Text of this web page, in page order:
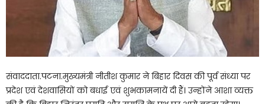
संवाददाता.पटना.मुख्यमंत्री नीतीश कुमार ने बिहार दिवस की पूर्व संध्या पर
प्रदेश एवं देशवासियों को बधाई एवं शुभकामनायें दी हैं। उन्होंने आशा व्यक्त